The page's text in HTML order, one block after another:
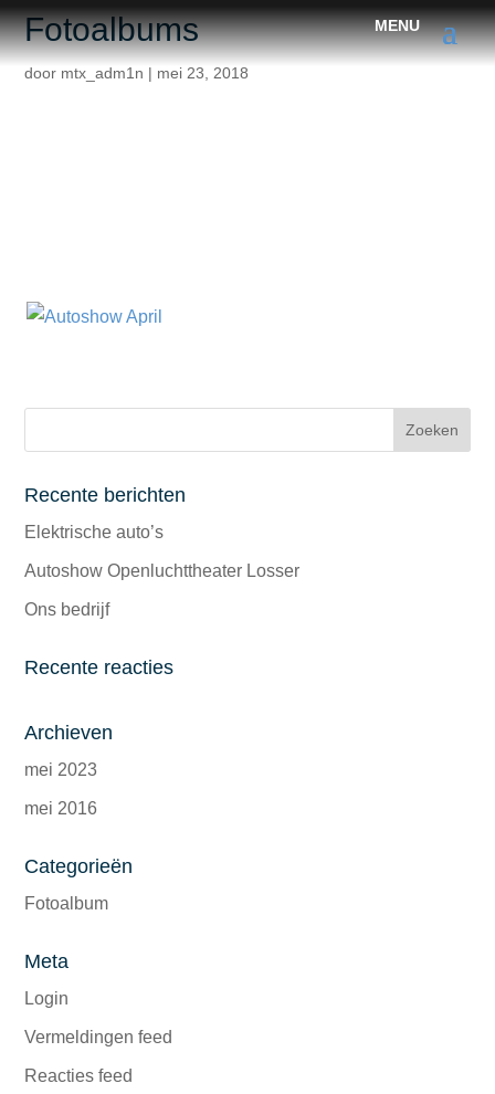
Fotoalbums
door mtx_adm1n | mei 23, 2018
Recente berichten
Elektrische auto’s
Autoshow Openluchttheater Losser
Ons bedrijf
Recente reacties
Archieven
mei 2023
mei 2016
Categorieën
Fotoalbum
Meta
Login
Vermeldingen feed
Reacties feed